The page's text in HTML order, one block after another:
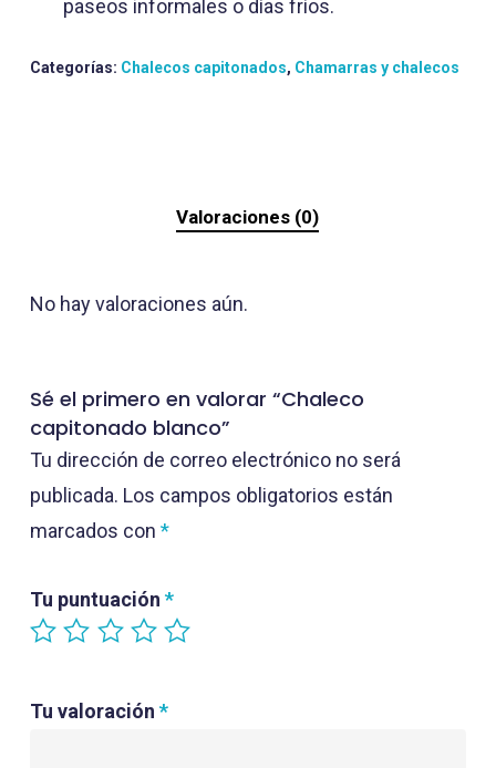
paseos informales o días fríos.
Categorías: Chalecos capitonados, Chamarras y chalecos
Valoraciones (0)
No hay valoraciones aún.
Sé el primero en valorar “Chaleco
capitonado blanco”
Tu dirección de correo electrónico no será
publicada. Los campos obligatorios están
marcados con *
Tu puntuación *
Tu valoración *